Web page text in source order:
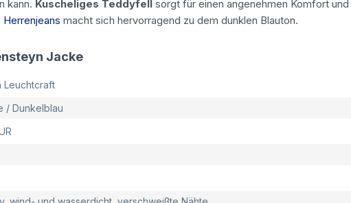
kann. Kuscheliges Teddyfell sorgt für einen angenehmen Komfort und
Herrenjeans macht sich hervorragend zu dem dunklen Blauton.
Jacke
Leuchtcraft
/ Dunkelblau